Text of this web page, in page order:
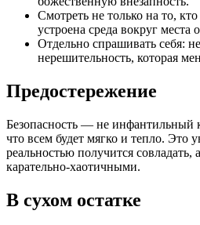
Смотреть не только на то,
устроена среда вокруг места
Отдельно спрашивать себя:
нерешительность, которая
Предостережение
Безопасность — не инфантильный
что всем будет мягко и тепло. Это
реальностью получится совладать,
карательно-хаотичными.
В сухом остатке